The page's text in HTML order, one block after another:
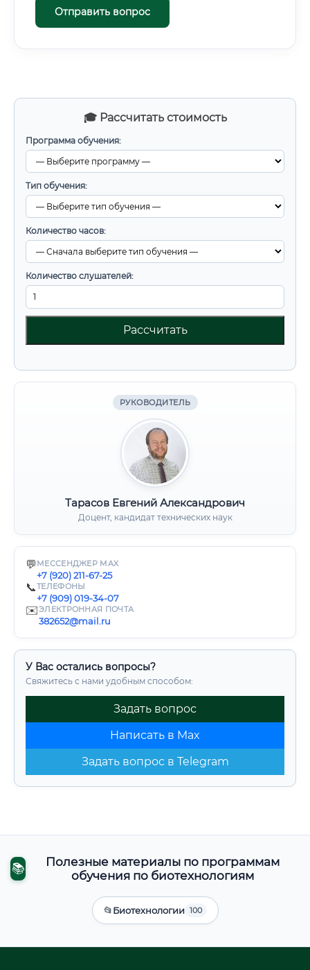
🎓 Рассчитать стоимость
Программа обучения:
Тип обучения:
Количество часов:
Количество слушателей:
Рассчитать
РУКОВОДИТЕЛЬ
Тарасов Евгений Александрович
Доцент, кандидат технических наук
💬 МЕССЕНДЖЕР MAX
+7 (920) 211-67-25
📞ТЕЛЕФОНЫ
+7 (909) 019-34-07
✉️ЭЛЕКТРОННАЯ ПОЧТА
382652@mail.ru
У Вас остались вопросы?
Свяжитесь с нами удобным способом:
Задать вопрос
Написать в Max
Задать вопрос в Telegram
Отправить вопрос
📚
Полезные материалы по программам
обучения по биотехнологиям
📂Биотехнологии 100